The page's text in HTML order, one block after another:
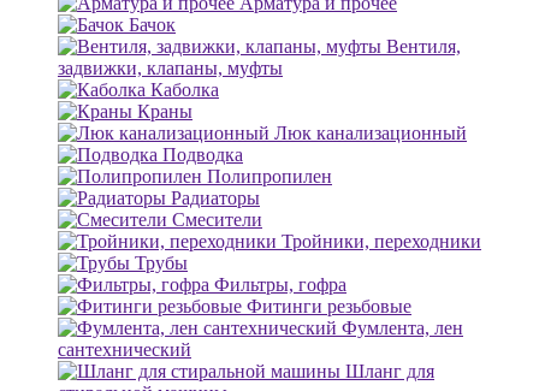
Бачок
Вентиля,
задвижки, клапаны, муфты
Каболка
Краны
Люк канализационный
Подводка
Полипропилен
Радиаторы
Смесители
Тройники, переходники
Трубы
Фильтры, гофра
Фитинги резьбовые
Фумлента, лен
сантехнический
Шланг для